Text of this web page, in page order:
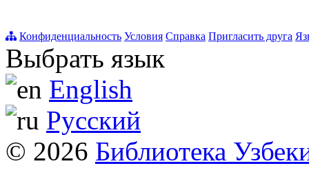
Конфиденциальность Условия Справка Пригласить друга
Выбрать язык
English
Русский
© 2026 Библиотека